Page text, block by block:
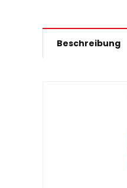
Beschreibung